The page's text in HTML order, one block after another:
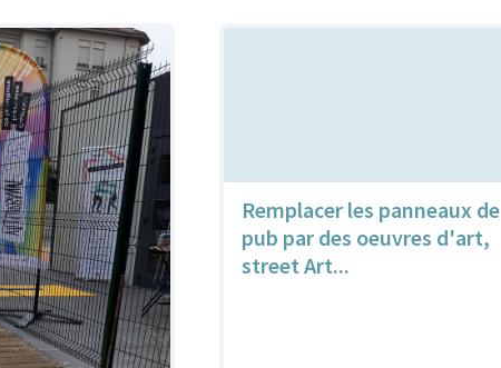
Remplacer les panneaux de
pub par des oeuvres d'art,
street Art...